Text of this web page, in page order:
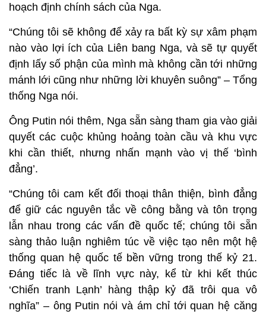
hoạch định chính sách của Nga.
“Chúng tôi sẽ không để xảy ra bất kỳ sự xâm phạm
nào vào lợi ích của Liên bang Nga, và sẽ tự quyết
định lấy số phận của mình mà không cần tới những
mánh lới cũng như những lời khuyên suông” – Tổng
thống Nga nói.
Ông Putin nói thêm, Nga sẵn sàng tham gia vào giải
quyết các cuộc khủng hoảng toàn cầu và khu vực
khi cần thiết, nhưng nhấn mạnh vào vị thế ‘bình
đẳng’.
“Chúng tôi cam kết đối thoại thân thiện, bình đẳng
để giữ các nguyên tắc về công bằng và tôn trọng
lẫn nhau trong các vấn đề quốc tế; chúng tôi sẵn
sàng thảo luận nghiêm túc về việc tạo nên một hệ
thống quan hệ quốc tế bền vững trong thế kỷ 21.
Đáng tiếc là về lĩnh vực này, kể từ khi kết thúc
‘Chiến tranh Lạnh’ hàng thập kỷ đã trôi qua vô
nghĩa” – ông Putin nói và ám chỉ tới quan hệ căng